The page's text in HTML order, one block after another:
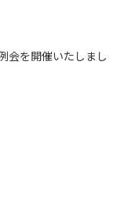
会を開催いたしまし